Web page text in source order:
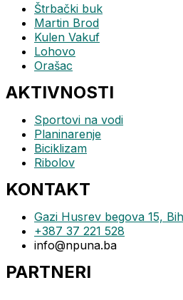
Štrbački buk
Martin Brod
Kulen Vakuf
Lohovo
Orašac
AKTIVNOSTI
Sportovi na vodi
Planinarenje
Biciklizam
Ribolov
KONTAKT
Gazi Husrev begova 15,
+387 37 221 528
info@npuna.ba
PARTNERI